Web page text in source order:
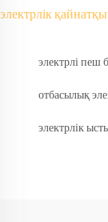
электрлік
электрлі пеш
отбасылық
электрлік